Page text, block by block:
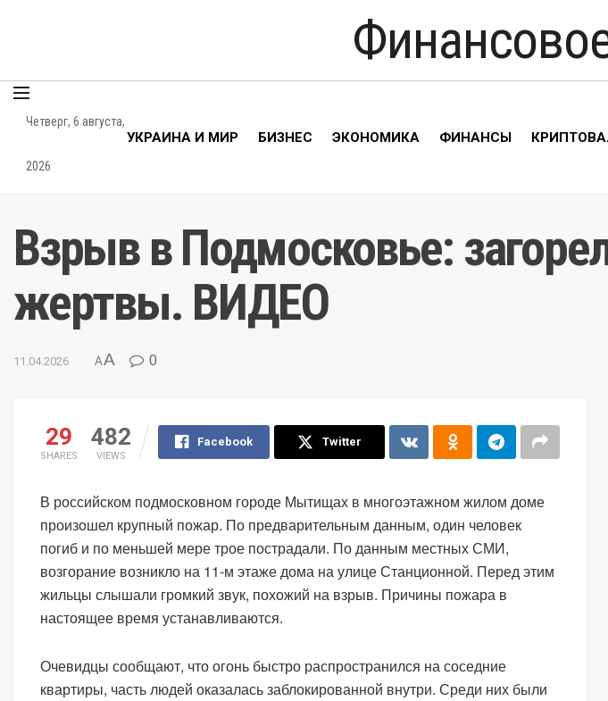
Четверг, 6 августа,
2026
УКРАИНА И МИР БИЗНЕС ЭКОНОМИКА ФИНАНСЫ
Взрыв в Подмосковье:
жертвы. ВИДЕО
11.04.2026 AA 0
29
SHARES
482
VIEWS
Facebook Twitter
В российском подмосковном городе Мытищах в многоэтажном жилом доме
произошел крупный пожар. По предварительным данным, один человек
погиб и по меньшей мере трое пострадали. По данным местных СМИ,
возгорание возникло на 11-м этаже дома на улице Станционной. Перед этим
жильцы слышали громкий звук, похожий на взрыв. Причины пожара в
настоящее время устанавливаются.
Очевидцы сообщают, что огонь быстро распространился на соседние
квартиры, часть людей оказалась заблокированной внутри. Среди них были